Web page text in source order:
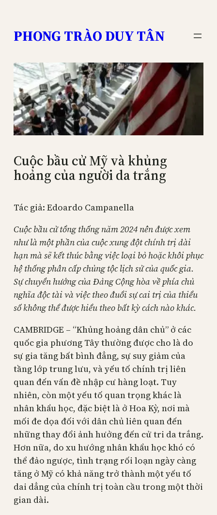
content
PHONG TRÀO DUY TÂN
Cuộc bầu cử Mỹ và khủng
hoảng của người da trắng
Tác giả: Edoardo Campanella
Cuộc bầu cử tổng thống năm 2024 nên được xem
như là một phần của cuộc xung đột chính trị dài
hạn mà sẽ kết thúc bằng việc loại bỏ hoặc khôi phục
hệ thống phân cấp chủng tộc lịch sử của quốc gia.
Sự chuyển hướng của Đảng Cộng hòa về phía chủ
nghĩa độc tài và việc theo đuổi sự cai trị của thiểu
số không thể được hiểu theo bất kỳ cách nào khác.
CAMBRIDGE – “Khủng hoảng dân chủ” ở các
quốc gia phương Tây thường được cho là do
sự gia tăng bất bình đẳng, sự suy giảm của
tầng lớp trung lưu, và yếu tố chính trị liên
quan đến vấn đề nhập cư hàng loạt. Tuy
nhiên, còn một yếu tố quan trọng khác là
nhân khẩu học, đặc biệt là ở Hoa Kỳ, nơi mà
mối đe dọa đối với dân chủ liên quan đến
những thay đổi ảnh hưởng đến cử tri da trắng.
Hơn nữa, do xu hướng nhân khẩu học khó có
thể đảo ngược, tình trạng rối loạn ngày càng
tăng ở Mỹ có khả năng trở thành một yếu tố
dai dẳng của chính trị toàn cầu trong một thời
gian dài.